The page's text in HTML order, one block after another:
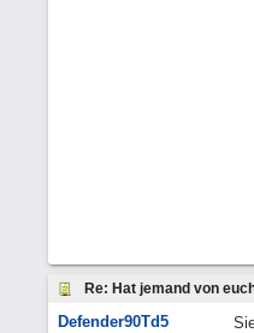
Re: Hat jemand von
Defender90Td5